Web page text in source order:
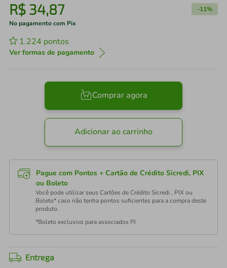
R$ 34,87 -11%
No pagamento com Pix
1.224 pontos
Ver formas de pagamento
Comprar agora
Adicionar ao carrinho
Pague com Pontos + Cartão de Crédito Sicredi, PIX
ou Boleto
Você pode utilizar seus Cartões de Crédito Sicredi , PIX ou
Boleto* caso não tenha pontos suficientes para a compra deste
produto.
*Boleto exclusivo para associados PJ
Entrega